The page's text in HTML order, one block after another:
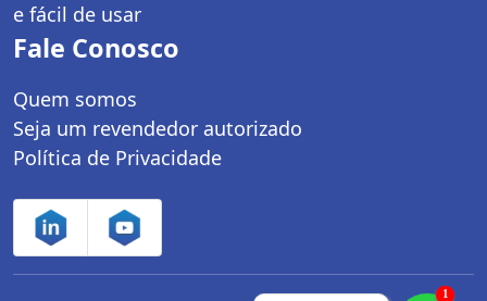
e fácil de usar
Fale Conosco
Quem somos
Seja um revendedor autorizado
Política de Privacidade
1